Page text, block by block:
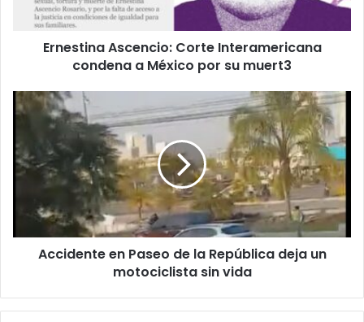
muert3Ernestina Ascencio: Corte Interamericana
condena a México por su muert3
Accidente
en
de
la
motociclista
Accidente en Paseo de la República deja un
motociclista sin vida